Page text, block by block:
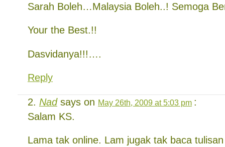
Sarah Boleh…Malaysia Boleh..! Semoga
Your the Best.!!
Dasvidanya!!!….
Reply
Nadsays on May 26th, 2009 at 5:03 pm :
Salam KS.
Lama tak online. Lam jugak tak baca